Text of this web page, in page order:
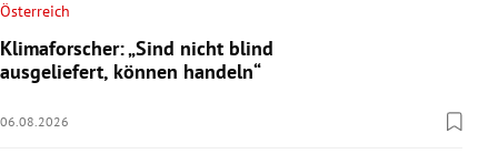
Österreich
Klimaforscher: „Sind nicht blind
ausgeliefert, können handeln“
06.08.2026